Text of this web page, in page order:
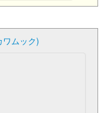
ムック)